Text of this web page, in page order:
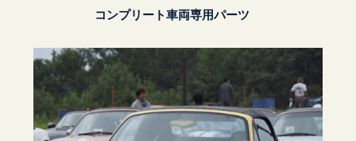
コンプリート車両専用パーツ